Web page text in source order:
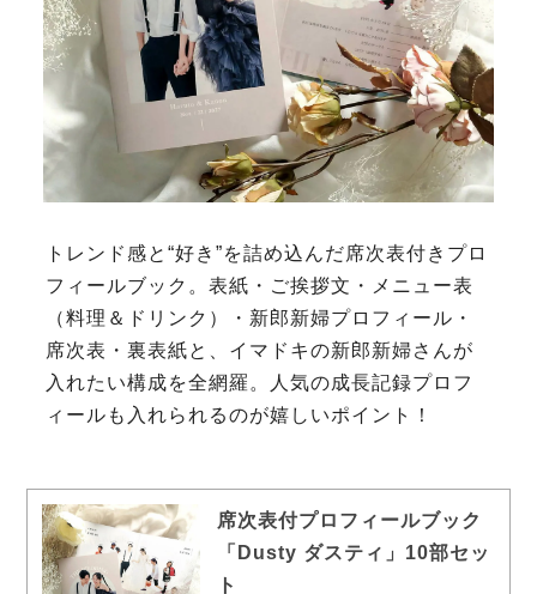
トレンド感と“好き”を詰め込んだ席次表付きプロ
フィールブック。表紙・ご挨拶文・メニュー表
（料理＆ドリンク）・新郎新婦プロフィール・
席次表・裏表紙と、イマドキの新郎新婦さんが
入れたい構成を全網羅。人気の成長記録プロフ
ィールも入れられるのが嬉しいポイント！
席次表付プロフィールブック
「Dusty ダスティ」10部セッ
ト